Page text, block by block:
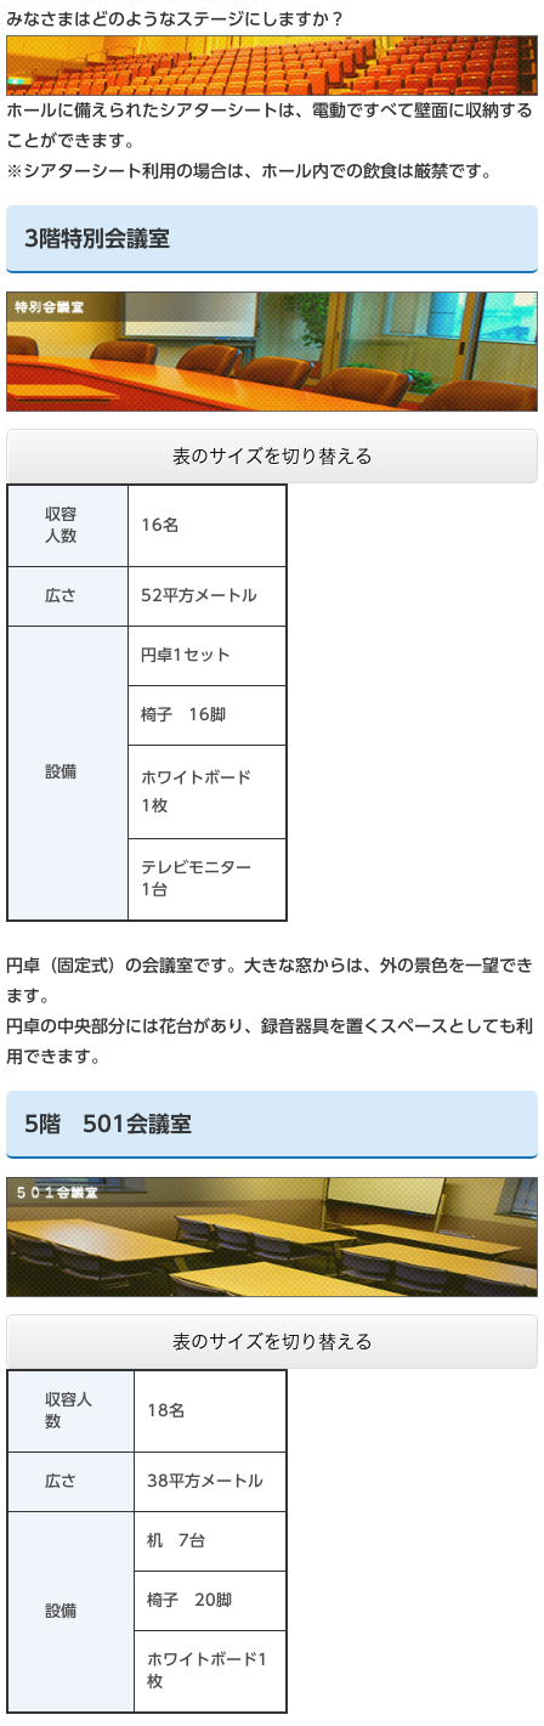
みなさまはどのようなステージにしますか？
ホールに備えられたシアターシートは、電動ですべて壁面に収納する
ことができます。
※シアターシート利用の場合は、ホール内での飲食は厳禁です。
3階特別会議室
表のサイズを切り替える
収容
人数
16名
広さ 52平方メートル
設備
円卓1セット
椅子 16脚
ホワイトボード
1枚
テレビモニター
1台
円卓（固定式）の会議室です。大きな窓からは、外の景色を一望でき
ます。
円卓の中央部分には花台があり、録音器具を置くスペースとしても利
用できます。
5階 501会議室
表のサイズを切り替える
収容人
数
18名
広さ 38平方メートル
設備
机 7台
椅子 20脚
ホワイトボード1
枚